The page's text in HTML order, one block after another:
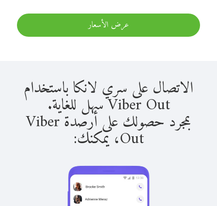
عرض الأسعار
الاتصال على سري لانكا باستخدام
Viber Out سهل للغاية.
بمجرد حصولك على أرصدة Viber
Out، يمكنك: